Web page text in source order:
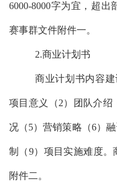
6000-8000字为宜，超出
赛事群文件附件一。
2.商业计划书
商业计划书内容
项目意义（2）团队介绍
况（5）营销策略（6）
制（9）项目实施难度。
附件二。